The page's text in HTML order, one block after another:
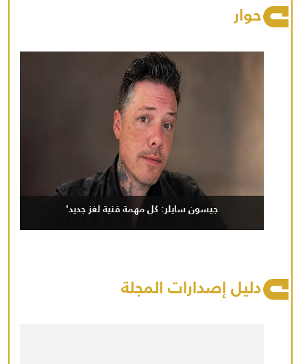
حوار
جيسون سايلر: كل مهمة فنية لغز جديد'
دليل إصدارات المجلة